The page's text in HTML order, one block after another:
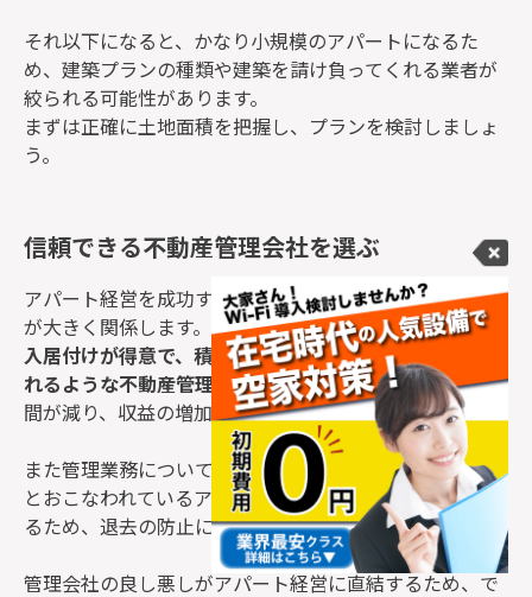
それ以下になると、かなり小規模のアパートになるた
め、建築プランの種類や建築を請け負ってくれる業者が
絞られる可能性があります。
まずは正確に土地面積を把握し、プランを検討しましょ
う。
信頼できる不動産管理会社を選ぶ
アパート経営を成功するためには、不動産管理会社選び
が大きく関係します。
入居付けが得意で、積極的に空室対策方法を提案してく
れるような不動産管理会社を選ぶことができれば空室期
間が減り、収益の増加が期待できます。
また管理業務についても同様です。清掃や修繕がきちん
とおこなわれているアパートは入居者の満足度が高くな
るため、退去の防止につながります。
管理会社の良し悪しがアパート経営に直結するため、で